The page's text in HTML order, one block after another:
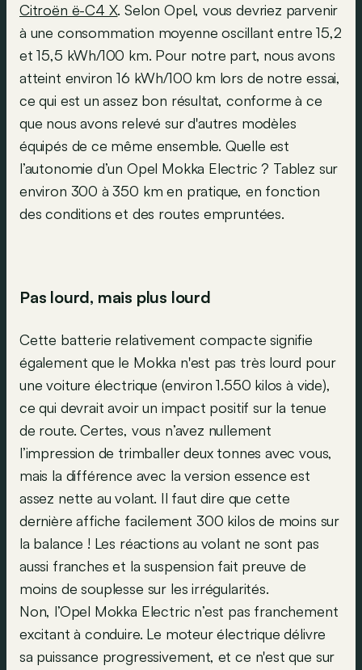
Citroën ë-C4 X. Selon Opel, vous devriez parvenir
à une consommation moyenne oscillant entre 15,2
et 15,5 kWh/100 km. Pour notre part, nous avons
atteint environ 16 kWh/100 km lors de notre essai,
ce qui est un assez bon résultat, conforme à ce
que nous avons relevé sur d'autres modèles
équipés de ce même ensemble. Quelle est
l’autonomie d’un Opel Mokka Electric ? Tablez sur
environ 300 à 350 km en pratique, en fonction
des conditions et des routes empruntées.
Pas lourd, mais plus lourd
Cette batterie relativement compacte signifie
également que le Mokka n'est pas très lourd pour
une voiture électrique (environ 1.550 kilos à vide),
ce qui devrait avoir un impact positif sur la tenue
de route. Certes, vous n’avez nullement
l’impression de trimballer deux tonnes avec vous,
mais la différence avec la version essence est
assez nette au volant. Il faut dire que cette
dernière affiche facilement 300 kilos de moins sur
la balance ! Les réactions au volant ne sont pas
aussi franches et la suspension fait preuve de
moins de souplesse sur les irrégularités.
Non, l’Opel Mokka Electric n’est pas franchement
excitant à conduire. Le moteur électrique délivre
sa puissance progressivement, et ce n'est que sur